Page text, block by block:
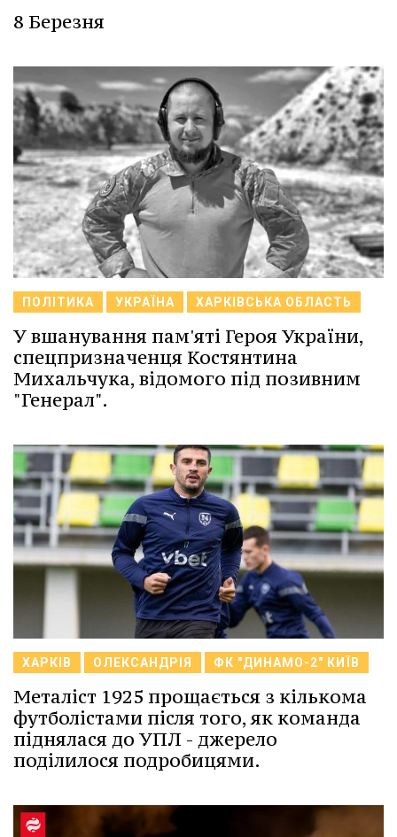
8 Березня
ПОЛІТИКА УКРАЇНА ХАРКІВСЬКА ОБЛАСТЬ
У вшанування пам'яті Героя України,
спецпризначенця Костянтина
Михальчука, відомого під позивним
"Генерал".
ХАРКІВ ОЛЕКСАНДРІЯ ФК "ДИНАМО-2" КИЇВ
Металіст 1925 прощається з кількома
футболістами після того, як команда
піднялася до УПЛ - джерело
поділилося подробицями.